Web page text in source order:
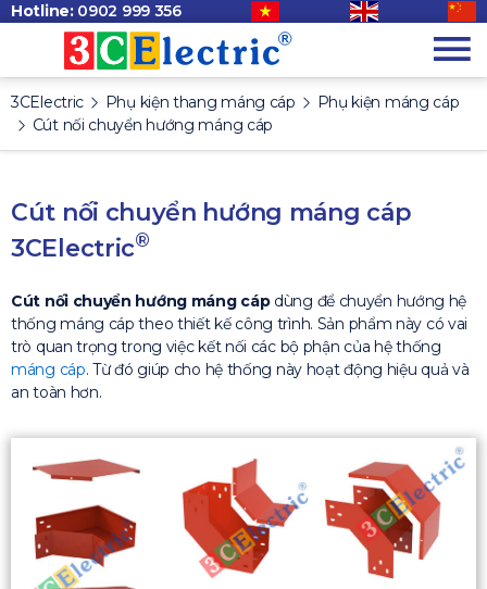
Hotline: 0902 999 356
3CElectric Phụ kiện thang máng cáp
Phụ kiện máng cáp
Cút nối chuyển hướng máng cáp
Cút nối chuyển hướng máng cáp
3CElectric®
Cút nối chuyển hướng máng cápdùng để chuyển hướng hệ
thống máng cáp theo thiết kế công trình. Sản phẩm này có vai
trò quan trọng trong việc kết nối các bộ phận của hệ thống
máng cáp. Từ đó giúp cho hệ thống này hoạt động hiệu quả và
an toàn hơn.